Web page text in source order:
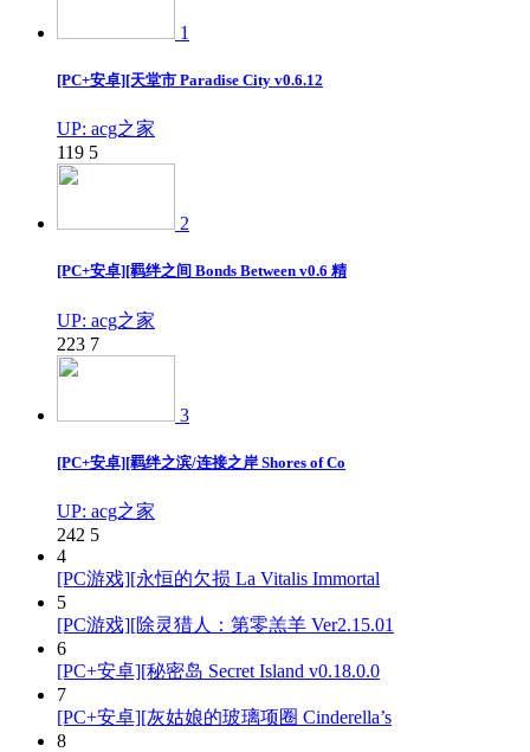
1
[PC+安卓][天堂市 Paradise City v0.6.12
UP: acg之家
119 5
2
[PC+安卓][羁绊之间 Bonds Between v0.6 精
UP: acg之家
223 7
3
[PC+安卓][羁绊之滨/连接之岸 Shores of Co
UP: acg之家
242 5
4
[PC游戏][永恒的欠损 La Vitalis Immortal
5
[PC游戏][除灵猎人：第零羔羊 Ver2.15.01
6
[PC+安卓][秘密岛 Secret Island v0.18.0.0
7
[PC+安卓][灰姑娘的玻璃项圈 Cinderella’s
8